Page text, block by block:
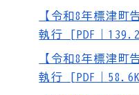
【令和8年標津町
執行 [PDF｜
【令和8年標津町
執行 [PDF｜